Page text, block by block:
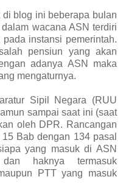
di blog ini beberapa bulan
wacana ASN terdiri
instansi pemerintah.
pensiun yang akan
adanya ASN maka
mengaturnya.
Sipil Negara (RUU
sampai saat ini (saat
oleh DPR. Rancangan
Bab dengan 134 pasal
yang masuk di ASN
haknya termasuk
PTT yang masuk